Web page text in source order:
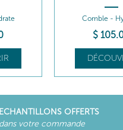
Comble -
$ 105
ECHANTILLONS OFFERTS
dans votre commande